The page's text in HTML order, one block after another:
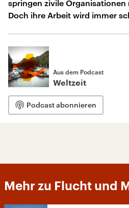
springen zivile
Doch ihre Arbeit wird immer
Aus dem Podcast
Weltzeit
Podcast abonnieren
Mehr zu Flucht und